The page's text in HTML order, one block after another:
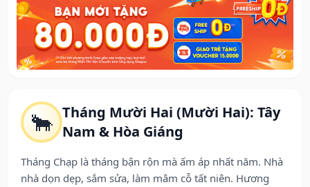
🐂 Tháng Mười Hai (Mười Hai): Tây
Nam & Hòa Giáng
Tháng Chạp là tháng bận rộn mà ấm áp nhất năm. Nhà
nhà dọn dẹp, sắm sửa, làm mâm cỗ tất niên. Hương